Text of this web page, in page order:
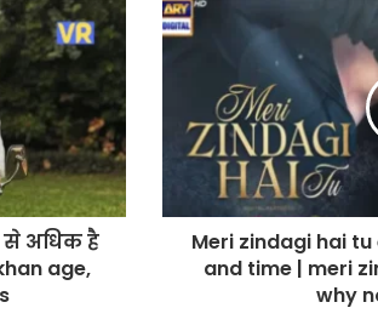
से अधिक है
age,
Meri zindagi hai
and time | meri
why